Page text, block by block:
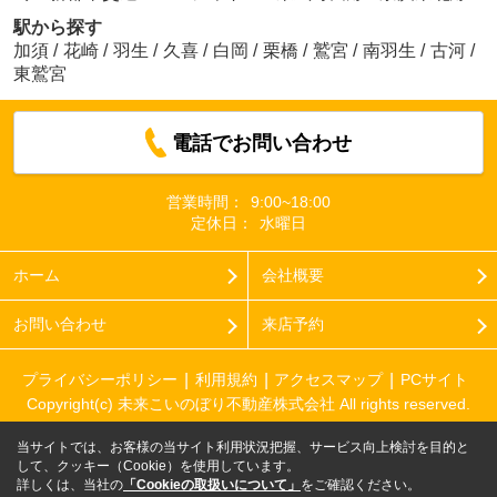
駅から探す
加須 / 花崎 / 羽生 / 久喜 / 白岡 / 栗橋 / 鷲宮 / 南羽生 / 古河 /
東鷲宮
電話でお問い合わせ
営業時間：
9:00~18:00
定休日：
水曜日
ホーム 会社概要
お問い合わせ 来店予約
プライバシーポリシー 利用規約 アクセスマップ
PCサイト
Copyright(c) 未来こいのぼり不動産株式会社 All rights reserved.
当サイトでは、お客様の当サイト利用状況把握、サービス向上検討を目的と
して、クッキー（Cookie）を使用しています。
詳しくは、当社の 「Cookieの取扱いについて」 をご確認ください。